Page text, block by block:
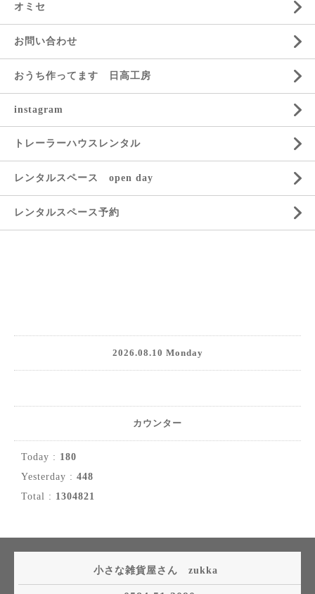
オミセ
お問い合わせ
おうち作ってます 日高工房
instagram
トレーラーハウスレンタル
レンタルスペース open day
レンタルスペース予約
2026.08.10 Monday
カウンター
Today : 180
Yesterday : 448
Total : 1304821
小さな雑貨屋さん zukka